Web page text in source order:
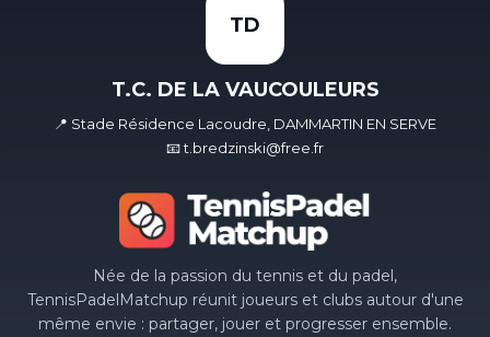
TD
T.C. DE LA VAUCOULEURS
📍 Stade Résidence Lacoudre, DAMMARTIN EN SERVE
📧 t.bredzinski@free.fr
Née de la passion du tennis et du padel,
TennisPadelMatchup réunit joueurs et clubs autour d'une
même envie : partager, jouer et progresser ensemble.